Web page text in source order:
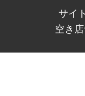
サイ
空き